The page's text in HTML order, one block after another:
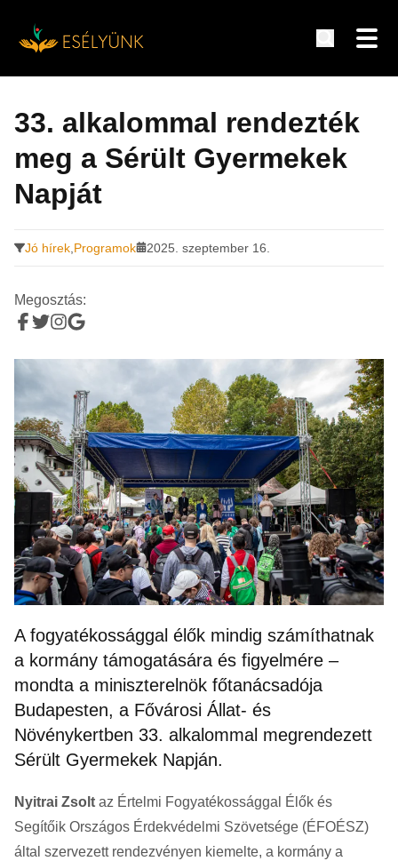
tartalomra
33. alkalommal rendezték
meg a Sérült Gyermekek
Napját
Jó hírek Programok 2025. szeptember 16.
Megosztás:
A fogyatékossággal élők mindig számíthatnak
a kormány támogatására és figyelmére –
mondta a miniszterelnök főtanácsadója
Budapesten, a Fővárosi Állat- és
Növénykertben 33. alkalommal megrendezett
Sérült Gyermekek Napján.
Nyitrai Zsolt az Értelmi Fogyatékossággal Élők és
Segítőik Országos Érdekvédelmi Szövetsége (ÉFOÉSZ)
által szervezett rendezvényen kiemelte, a kormány a